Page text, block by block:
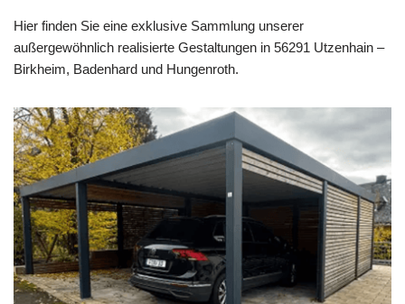
Hier finden Sie eine exklusive Sammlung unserer
außergewöhnlich realisierte Gestaltungen in 56291 Utzenhain –
Birkheim, Badenhard und Hungenroth.